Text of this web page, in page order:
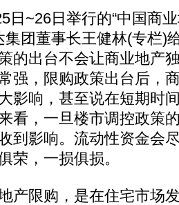
~26日举行的“中国商业
集团董事长王健林(专栏)
的出台不会让商业地产
强，限购政策出台后，
影响，甚至说在短期时
看，一旦楼市调控政策
到影响。流动性资金会
荣，一损俱损。
限购，是在住宅市场